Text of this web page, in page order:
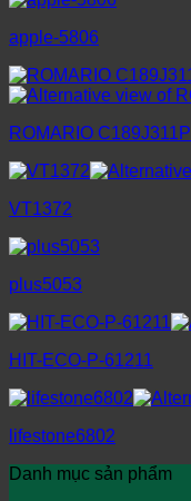
apple-5806
ROMARIO C189J311P
VT1372
plus5053
HIT-ECO-P-61211
lifestone6802
Danh mục sản phẩm